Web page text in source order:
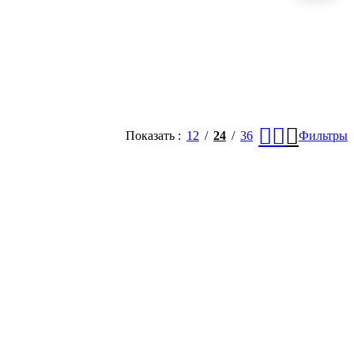
Показать 12 24 36 Фильтры